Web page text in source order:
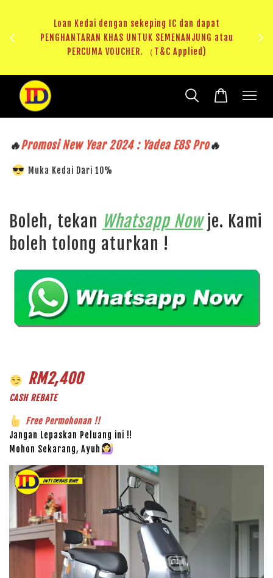
Loan Kedai dengan sekeping IC dan dapat
PENGHANTARAN KHAS UNTUK SEMENANJUNG atau
PERCUMA VOUCHER. （T&C Applied)
🔥Promosi New Year 2024 : Yadea E8S Pro🔥
Muka Kedai Dari 10%
Boleh, tekan Whatsapp Nowje. Kami
boleh tolong aturkan !
RM2,400
CASH REBATE
Free Permohonan !!
Jangan Lepaskan Peluang ini !!
Mohon Sekarang, Ayuh